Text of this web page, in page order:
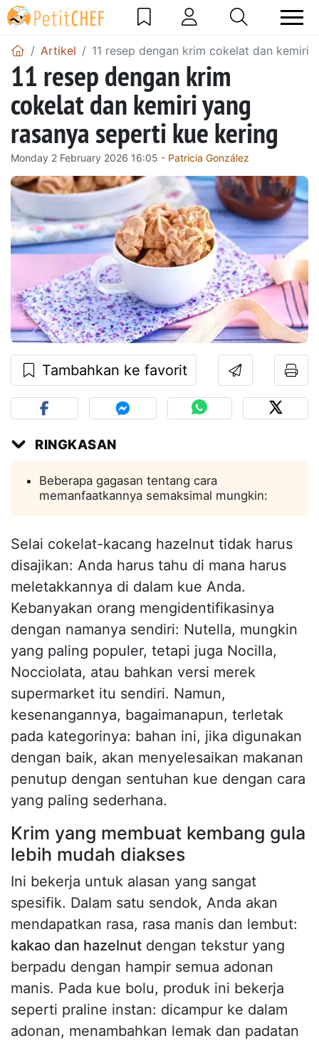
Artikel 11 resep dengan krim cokelat dan kemiri
11 resep dengan krim
cokelat dan kemiri yang
rasanya seperti kue kering
Monday 2 February 2026 16:05 - Patricia González
Tambahkan ke favorit
RINGKASAN
Beberapa gagasan tentang cara
memanfaatkannya semaksimal mungkin:
Selai cokelat-kacang hazelnut tidak harus
disajikan: Anda harus tahu di mana harus
meletakkannya di dalam kue Anda.
Kebanyakan orang mengidentifikasinya
dengan namanya sendiri: Nutella, mungkin
yang paling populer, tetapi juga Nocilla,
Nocciolata, atau bahkan versi merek
supermarket itu sendiri. Namun,
kesenangannya, bagaimanapun, terletak
pada kategorinya: bahan ini, jika digunakan
dengan baik, akan menyelesaikan makanan
penutup dengan sentuhan kue dengan cara
yang paling sederhana.
Krim yang membuat kembang gula
lebih mudah diakses
Ini bekerja untuk alasan yang sangat
spesifik. Dalam satu sendok, Anda akan
mendapatkan rasa, rasa manis dan lembut:
kakao dan hazelnut dengan tekstur yang
berpadu dengan hampir semua adonan
manis. Pada kue bolu, produk ini bekerja
seperti praline instan: dicampur ke dalam
adonan, menambahkan lemak dan padatan